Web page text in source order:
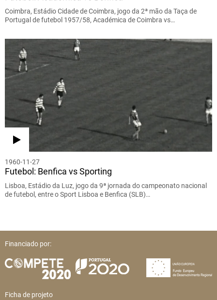
Coimbra, Estádio Cidade de Coimbra, jogo da 2ª mão da Taça de
Portugal de futebol 1957/58, Académica de Coimbra vs…
1960-11-27
Futebol: Benfica vs Sporting
Lisboa, Estádio da Luz, jogo da 9ª jornada do campeonato nacional
de futebol, entre o Sport Lisboa e Benfica (SLB)…
Financiado por:
Ficha de projeto